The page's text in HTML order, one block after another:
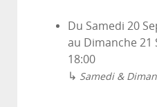
Du Samedi 20
au Dimanche 21
18:00
↳ Samedi &